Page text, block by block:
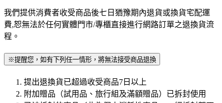
我們提供消費者收受商品後七日猶豫期內退貨或換貨宅配運
費,恕無法於任何實體門市/專櫃直接進行網路訂單之退換貨流
程。
※提醒您，如有下列任一情形，將無法接受商品退換
提出退換貨已超過收受商品7日以上
附加贈品（試用品、旅行組及滿額贈品）已拆封使用